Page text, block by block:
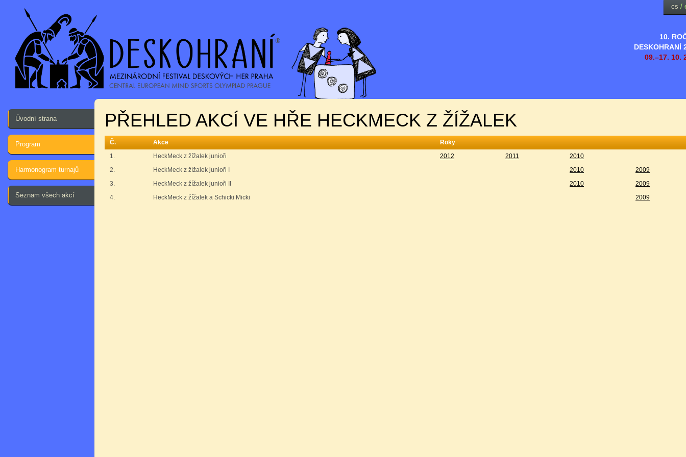
10.
DESKOHRANÍ
09.–17. 10.
cs /
Úvodní strana
Program
Harmonogram turnajů
Seznam všech akcí
PŘEHLED AKCÍ VE HŘE HECKMECK Z ŽÍŽALEK
Č. Akce
Roky
1.
HeckMeck z žížalek junioři 2012 2011
2010
2.
HeckMeck z žížalek junioři I 2010
2009
3.
HeckMeck z žížalek junioři II 2010
2009
4.
HeckMeck z žížalek a Schicki Micki 2009